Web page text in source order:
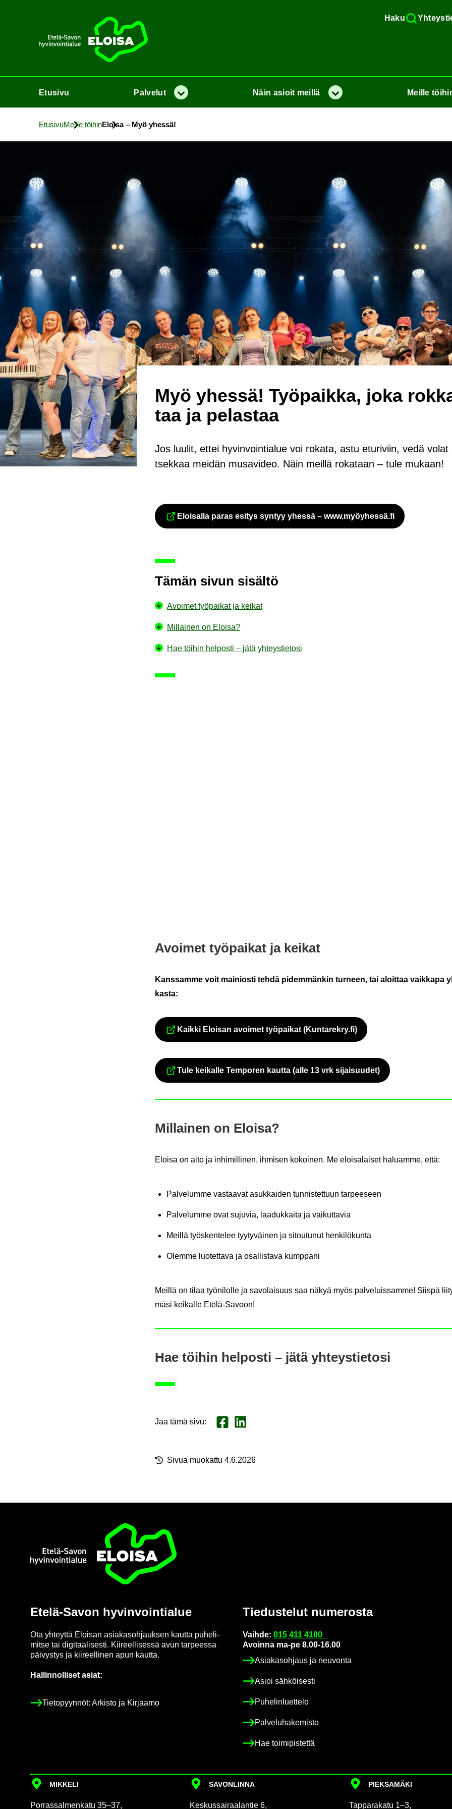
Haku
Etusi­vu
Etusi­vu Pal­ve­lut Va­lik­ko Näin asioit meil­lä Va­lik­ko Meil­le
Etusi­vuMeil­le töi­hinEloi­sa – Myö yhes­sä!
Myö yhes­sä! Työ­paik­ka, joka
taa ja pe­las­taa
Jos luu­lit, ettei hy­vin­voin­tia­lue voi ro­ka­ta, astu etu­ri­viin, vedä volat
tsek­kaa mei­dän musa­vi­deo. Näin meil­lä ro­ka­taan – tule mu­kaan!
Siir­ryt toi­seen pal­ve­luun
Eloi­sal­la paras esi­tys syn­tyy yhes­sä – www.myöy­hes­sä.fi
Tämän sivun si­säl­tö
Avoi­met työ­pai­kat ja kei­kat
Mil­lai­nen on Eloi­sa?
Hae töi­hin hel­pos­ti – jätä yh­teys­tie­to­si
Avoi­met työ­pai­kat ja kei­kat
Kans­sam­me voit mai­nios­ti tehdä pi­dem­män­kin tur­neen, tai aloit­taa vaik­ka­pa
kas­ta:
Siir­ryt toi­seen pal­ve­luun
Kaik­ki Eloi­san avoi­met työ­pai­kat (Kun­ta­rek­ry.fi)
Siir­ryt toi­seen pal­ve­luun
Tule kei­kal­le Tem­po­ren kaut­ta (alle 13 vrk si­jai­suu­det)
Mil­lai­nen on Eloi­sa?
Eloi­sa on aito ja in­hi­mil­li­nen, ih­mi­sen ko­koi­nen. Me eloi­sa­lai­set ha­luam­me, että:
Pal­ve­lum­me vas­taa­vat asuk­kai­den tun­nis­tet­tuun tar­pee­seen
Pal­ve­lum­me ovat su­ju­via, laa­duk­kai­ta ja vai­kut­ta­via
Meil­lä työs­ken­te­lee tyy­ty­väi­nen ja si­tou­tu­nut hen­ki­lö­kun­ta
Olem­me luo­tet­ta­va ja osal­lis­ta­va kump­pa­ni
Meil­lä on tilaa työ­ni­lol­le ja sa­vo­lai­suus saa näkyä myös pal­ve­luis­sam­me! Siis­pä
mä­si kei­kal­le Etelä-​Savoon!
Hae töi­hin hel­pos­ti – jätä yh­teys­tie­to­si
Jaa tämä sivu: Jaa Face­book
Jaa Lin­ke­dI­nis­sä
Sivua muo­kat­tu 4.6.2026
Etusi­vu
Etelä-​Savon hy­vin­voin­tia­lue
Ota yh­teyt­tä Eloi­san asia­kas­oh­jauk­sen kaut­ta pu­he­li­
mit­se tai di­gi­taa­li­ses­ti. Kii­reel­li­ses­sä avun tar­pees­sa
päi­vys­tys ja kii­reel­li­nen apun kaut­ta.
Hal­lin­nol­li­set asiat:
Tie­to­pyyn­nöt: Ar­kis­to ja Kir­jaa­mo
Tie­dus­te­lut nu­me­ros­ta
Vaih­de:015 411 4100
Avoin­na ma-pe 8.00-16.00
Asia­kas­oh­jaus ja neu­von­ta
Asioi säh­köi­ses­ti
Pu­he­lin­luet­te­lo
Pal­ve­lu­ha­ke­mis­to
Hae toi­mi­pis­tet­tä
MIK­KE­LI
Por­ras­sal­men­ka­tu 35–37,
SA­VON­LIN­NA
Kes­kus­sai­raa­lan­tie 6,
PIEK­SA­MÄ­KI
Tap­pa­ra­ka­tu 1–3,